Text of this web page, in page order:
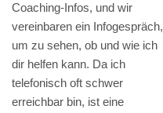
Coaching-Infos, und wir
vereinbaren ein Infogespräch,
um zu sehen, ob und wie ich
dir helfen kann. Da ich
telefonisch oft schwer
erreichbar bin, ist eine